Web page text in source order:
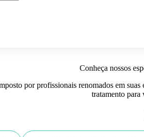
Conheça nossos
por profissionais renomados em
tratamento para